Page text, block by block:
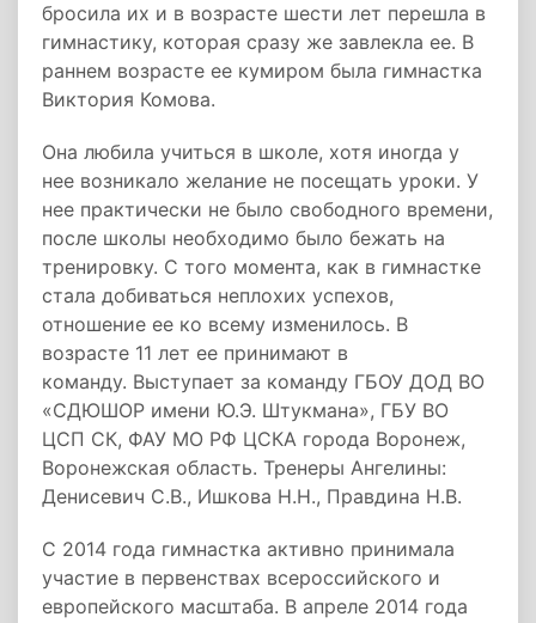
бросила их и в возрасте шести лет перешла в
гимнастику, которая сразу же завлекла ее. В
раннем возрасте ее кумиром была гимнастка
Виктория Комова.
Она любила учиться в школе, хотя иногда у
нее возникало желание не посещать уроки. У
нее практически не было свободного времени,
после школы необходимо было бежать на
тренировку. С того момента, как в гимнастке
стала добиваться неплохих успехов,
отношение ее ко всему изменилось. В
возрасте 11 лет ее принимают в
команду. Выступает за команду ГБОУ ДОД ВО
«СДЮШОР имени Ю.Э. Штукмана», ГБУ ВО
ЦСП СК, ФАУ МО РФ ЦСКА города Воронеж,
Воронежская область. Тренеры Ангелины:
Денисевич С.В., Ишкова Н.Н., Правдина Н.В.
С 2014 года гимнастка активно принимала
участие в первенствах всероссийского и
европейского масштаба. В апреле 2014 года